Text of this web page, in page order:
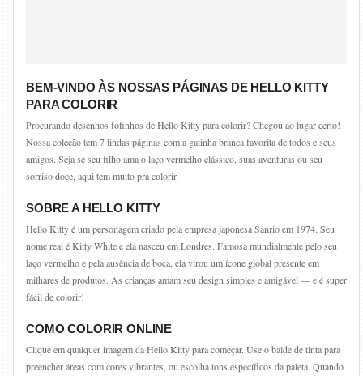
BEM-VINDO ÀS NOSSAS PÁGINAS DE HELLO KITTY
PARA COLORIR
Procurando desenhos fofinhos de Hello Kitty para colorir? Chegou ao lugar certo!
Nossa coleção tem 7 lindas páginas com a gatinha branca favorita de todos e seus
amigos. Seja se seu filho ama o laço vermelho clássico, suas aventuras ou seu
sorriso doce, aqui tem muito pra colorir.
SOBRE A HELLO KITTY
Hello Kitty é um personagem criado pela empresa japonesa Sanrio em 1974. Seu
nome real é Kitty White e ela nasceu em Londres. Famosa mundialmente pelo seu
laço vermelho e pela ausência de boca, ela virou um ícone global presente em
milhares de produtos. As crianças amam seu design simples e amigável — e é super
fácil de colorir!
COMO COLORIR ONLINE
Clique em qualquer imagem da Hello Kitty para começar. Use o balde de tinta para
preencher áreas com cores vibrantes, ou escolha tons específicos da paleta. Quando